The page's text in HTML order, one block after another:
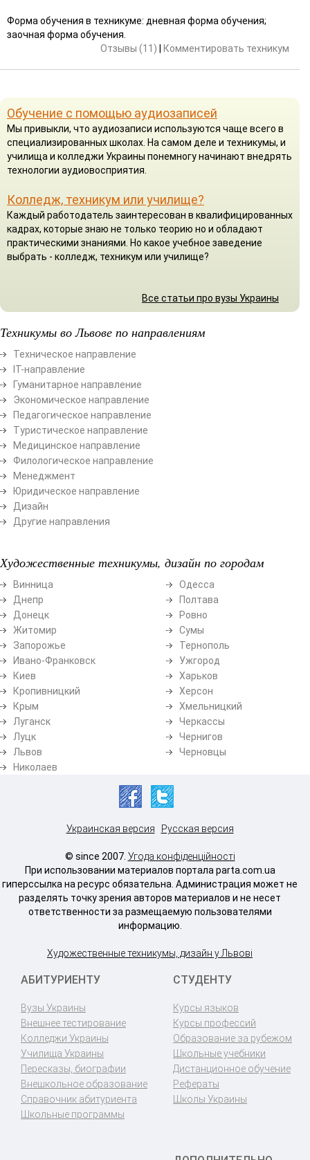
Форма обучения в техникуме: дневная форма обучения;
заочная форма обучения.
Отзывы (11)
Комментировать техникум
Обучение с помощью аудиозаписей
Мы привыкли, что аудиозаписи используются чаще всего в
специализированных школах. На самом деле и техникумы, и
училища и колледжи Украины понемногу начинают внедрять
технологии аудиовосприятия.
Колледж, техникум или училище?
Каждый работодатель заинтересован в квалифицированных
кадрах, которые знаю не только теорию но и обладают
практическими знаниями. Но какое учебное заведение
выбрать - колледж, техникум или училище?
Все статьи про вузы Украины
Техникумы во Львове по направлениям
Техническое направление
ІТ-направление
Гуманитарное направление
Экономическое направление
Педагогическое направление
Туристическое направление
Медицинское направление
Филологическое направление
Менеджмент
Юридическое направление
Дизайн
Другие направления
Художественные техникумы, дизайн по городам
Винница
Днепр
Донецк
Житомир
Запорожье
Ивано-Франковск
Киев
Кропивницкий
Крым
Луганск
Луцк
Львов
Николаев
Одесса
Полтава
Ровно
Сумы
Тернополь
Ужгород
Харьков
Херсон
Хмельницкий
Черкассы
Чернигов
Черновцы
Украинская версия Русская версия
© since 2007. Угода конфіденційності
При использовании материалов портала parta.com.ua
гиперссылка на ресурс обязательна. Администрация может не
разделять точку зрения авторов материалов и не несет
ответственности за размещаемую пользователями
информацию.
Художественные техникумы, дизайн у Львові
АБИТУРИЕНТУ
Вузы Украины
Внешнее тестирование
Колледжи Украины
Училища Украины
Пересказы, биографии
Внешкольное образование
Справочник абитуриента
Школьные программы
СТУДЕНТУ
Курсы языков
Курсы профессий
Образование за рубежом
Школьные учебники
Дистанционное обучение
Рефераты
Школы Украины